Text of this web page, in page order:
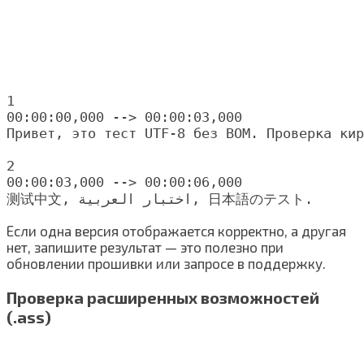
1
00:00:00,000 --> 00:00:03,000
Привет, это тест UTF-8 без BOM. Проверка
2
00:00:03,000 --> 00:00:06,000
Если одна версия отображается корректно, а другая
нет, запишите результат — это полезно при
обновлении прошивки или запросе в поддержку.
Проверка расширенных возможностей
(.ass)